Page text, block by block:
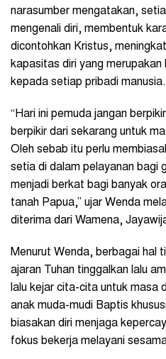
narasumber mengatakan,
mengenali diri, membentuk
dicontohkan Kristus,
kapasitas diri yang merupakan
kepada setiap pribadi manusia.
“Hari ini pemuda jangan
berpikir dari sekarang untuk
Oleh sebab itu perlu
setia di dalam pelayanan bagi
menjadi berkat bagi banyak
tanah Papua,” ujar Wenda
diterima dari Wamena,
Menurut Wenda, berbagai hal
ajaran Tuhan tinggalkan lalu
lalu kejar cita-cita untuk masa
anak muda-mudi Baptis
biasakan diri menjaga
fokus bekerja melayani